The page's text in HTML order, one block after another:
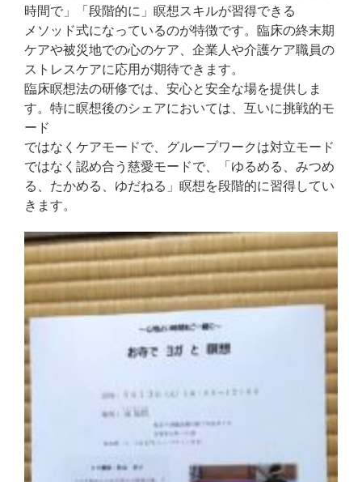
時間で」「段階的に」瞑想スキルが習得できる
メソッド式になっているのが特徴です。臨床の終末期
ケアや被災地での心のケア、企業人や介護ケア職員の
ストレスケアに応用が期待できます。
臨床瞑想法の研修では、安心と安全な場を提供しま
す。特に瞑想後のシェアにおいては、互いに挑戦的モ
ード
ではなくケアモードで、グループワークは対立モード
ではなく認め合う慈愛モードで、「ゆるめる、みつめ
る、たかめる、ゆだねる」瞑想を段階的に習得してい
きます。